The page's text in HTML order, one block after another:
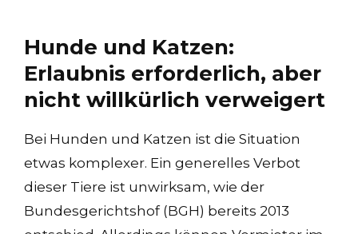
Hunde und Katzen:
Erlaubnis erforderlich, aber
nicht willkürlich verweigert
Bei Hunden und Katzen ist die Situation
etwas komplexer. Ein generelles Verbot
dieser Tiere ist unwirksam, wie der
Bundesgerichtshof (BGH) bereits 2013